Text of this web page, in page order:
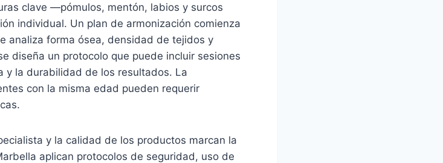
clave —pómulos, mentón, labios y surcos
individual. Un plan de armonización comienza
analiza forma ósea, densidad de tejidos y
diseña un protocolo que puede incluir sesiones
y la durabilidad de los resultados. La
con la misma edad pueden requerir
y la calidad de los productos marcan la
aplican protocolos de seguridad, uso de